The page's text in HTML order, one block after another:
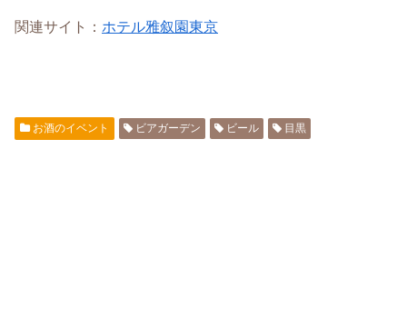
関連サイト： ホテル雅叙園東京
お酒のイベント ビアガーデン ビール 目黒